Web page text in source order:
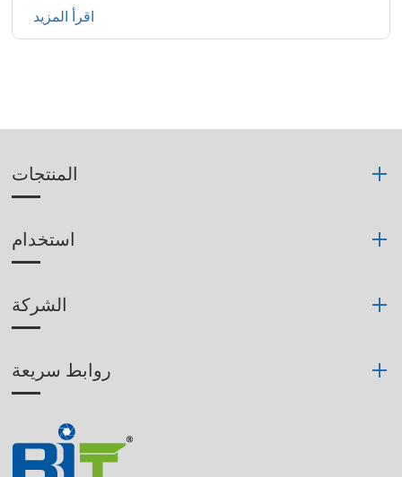
اقرأ المزيد
المنتجات
استخدام
الشركة
روابط سريعة